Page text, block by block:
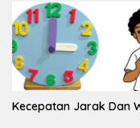
Kecepatan Jarak Dan